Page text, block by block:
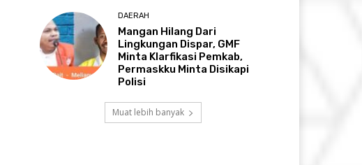
DAERAH
Mangan Hilang Dari
Lingkungan Dispar, GMF
Minta Klarfikasi Pemkab,
Permaskku Minta Disikapi
Polisi
Muat lebih banyak